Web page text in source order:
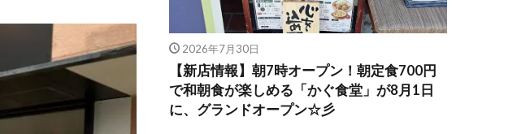
2026年7月30日
【新店情報】朝7時オープン！朝定食700円
で和朝食が楽しめる「かぐ食堂」が8月1日
に、グランドオープン☆彡